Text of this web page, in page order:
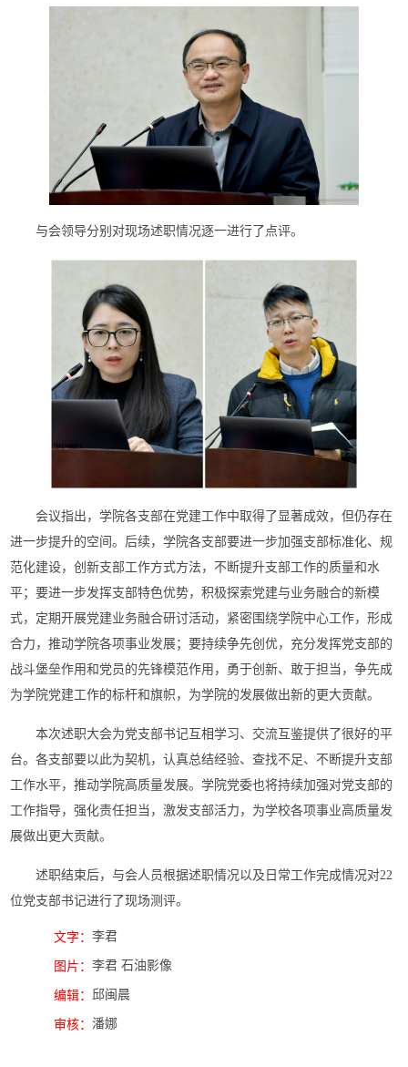
与会领导分别对现场述职情况逐一进行了点评。
会议指出，学院各支部在党建工作中取得了显著成效，但仍存在
进一步提升的空间。后续，学院各支部要进一步加强支部标准化、规
范化建设，创新支部工作方式方法，不断提升支部工作的质量和水
平；要进一步发挥支部特色优势，积极探索党建与业务融合的新模
式，定期开展党建业务融合研讨活动，紧密围绕学院中心工作，形成
合力，推动学院各项事业发展；要持续争先创优，充分发挥党支部的
战斗堡垒作用和党员的先锋模范作用，勇于创新、敢于担当，争先成
为学院党建工作的标杆和旗帜，为学院的发展做出新的更大贡献。
本次述职大会为党支部书记互相学习、交流互鉴提供了很好的平
台。各支部要以此为契机，认真总结经验、查找不足、不断提升支部
工作水平，推动学院高质量发展。学院党委也将持续加强对党支部的
工作指导，强化责任担当，激发支部活力，为学校各项事业高质量发
展做出更大贡献。
述职结束后，与会人员根据述职情况以及日常工作完成情况对22
位党支部书记进行了现场测评。
文字：李君
图片：李君 石油影像
编辑：邱闽晨
审核： 潘娜